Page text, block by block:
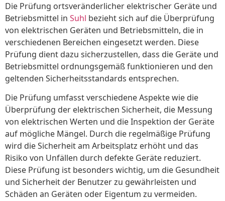
Die Prüfung ortsveränderlicher elektrischer Geräte und
Betriebsmittel in Suhl bezieht sich auf die Überprüfung
von elektrischen Geräten und Betriebsmitteln, die in
verschiedenen Bereichen eingesetzt werden. Diese
Prüfung dient dazu sicherzustellen, dass die Geräte und
Betriebsmittel ordnungsgemäß funktionieren und den
geltenden Sicherheitsstandards entsprechen.
Die Prüfung umfasst verschiedene Aspekte wie die
Überprüfung der elektrischen Sicherheit, die Messung
von elektrischen Werten und die Inspektion der Geräte
auf mögliche Mängel. Durch die regelmäßige Prüfung
wird die Sicherheit am Arbeitsplatz erhöht und das
Risiko von Unfällen durch defekte Geräte reduziert.
Diese Prüfung ist besonders wichtig, um die Gesundheit
und Sicherheit der Benutzer zu gewährleisten und
Schäden an Geräten oder Eigentum zu vermeiden.